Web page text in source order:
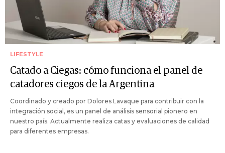
LIFESTYLE
Catado a Ciegas: cómo funciona el panel de
catadores ciegos de la Argentina
Coordinado y creado por Dolores Lavaque para contribuir con la
integración social, es un panel de análisis sensorial pionero en
nuestro país. Actualmente realiza catas y evaluaciones de calidad
para diferentes empresas.